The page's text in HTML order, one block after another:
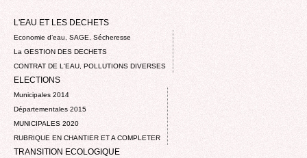
L'EAU ET LES DECHETS
Economie d’eau, SAGE, Sécheresse
La GESTION DES DECHETS
CONTRAT DE L'EAU, POLLUTIONS DIVERSES
ELECTIONS
Municipales 2014
Départementales 2015
MUNICIPALES 2020
RUBRIQUE EN CHANTIER ET A COMPLETER
TRANSITION ECOLOGIQUE